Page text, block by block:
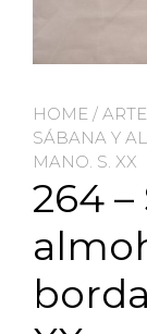
HOME /
SÁBANA Y
MANO. S. XX
264